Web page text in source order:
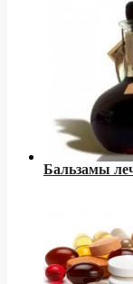
Бальзамы